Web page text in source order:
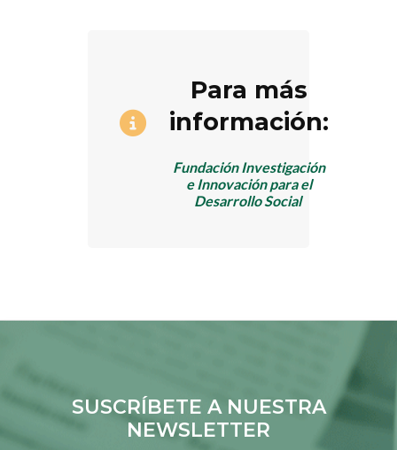
Para más
información:
Fundación Investigación
e Innovación para el
Desarrollo Social
SUSCRÍBETE A NUESTRA
NEWSLETTER